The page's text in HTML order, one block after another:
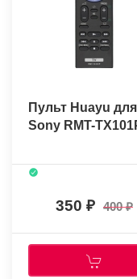
Пульт Huayu для
Sony RMT-
350 400